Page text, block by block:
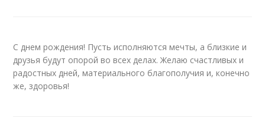
С днем рождения! Пусть исполняются мечты, а близкие и
друзья будут опорой во всех делах. Желаю счастливых и
радостных дней, материального благополучия и, конечно
же, здоровья!